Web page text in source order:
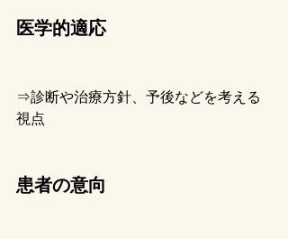
医学的適応
⇒診断や治療方針、予後などを考える
視点
患者の意向